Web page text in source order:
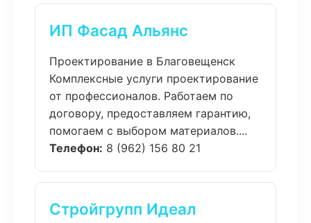
ИП Фасад Альянс
Проектирование в Благовещенск
Комплексные услуги проектирование
от профессионалов. Работаем по
договору, предоставляем гарантию,
помогаем с выбором материалов....
Телефон: 8 (962) 156 80 21
Стройгрупп Идеал